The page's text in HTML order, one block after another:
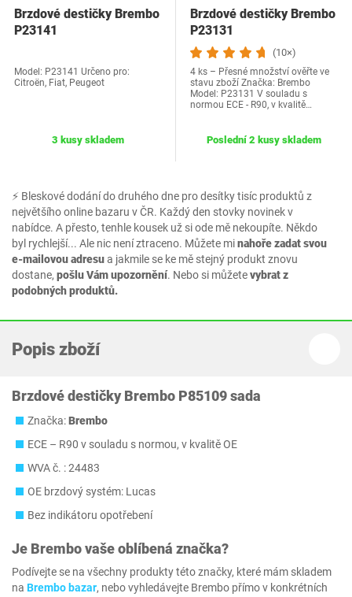
⚡ Bleskové dodání do druhého dne pro desítky tisíc produktů z
největšího online bazaru v ČR. Každý den stovky novinek v
nabídce. A přesto, tenhle kousek už si ode mě nekoupíte. Někdo
byl rychlejší... Ale nic není ztraceno. Můžete minahoře zadat svou
e-mailovou adresua jakmile se ke mě stejný produkt znovu
dostane, pošlu Vám upozornění. Nebo si můžetevybrat z
podobných produktů.
Brzdové destičky Brembo
P23141
Model: P23141 Určeno pro:
Citroën, Fiat, Peugeot
3 kusy skladem
Brzdové destičky Brembo
P23131
(10×)
4 ks – Přesné množství ověřte ve
stavu zboží Značka: Brembo
Model: P23131 V souladu s
normou ECE - R90, v kvalitě…
Poslední 2 kusy skladem
Popis zboží
Brzdové destičky Brembo P85109 sada
Značka:Brembo
ECE – R90 v souladu s normou, v kvalitě OE
WVA č. : 24483
OE brzdový systém: Lucas
Bez indikátoru opotřebení
Je Brembovaše oblíbená značka?
Podívejte se na všechny produkty této značky, které mám skladem
na Brembo bazar, nebo vyhledávejte Brembo přímo v konkrétních